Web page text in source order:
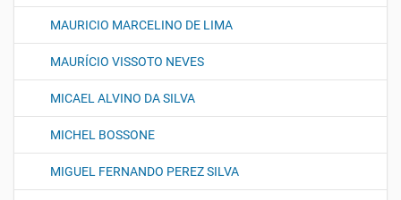
MAURICIO MARCELINO DE LIMA
MAURÍCIO VISSOTO NEVES
MICAEL ALVINO DA SILVA
MICHEL BOSSONE
MIGUEL FERNANDO PEREZ SILVA